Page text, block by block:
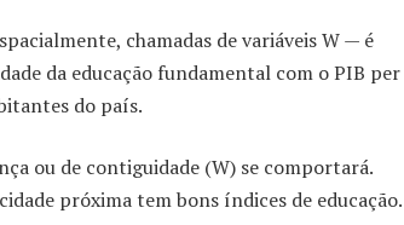
chamadas de variáveis W — é
da educação fundamental com o PIB per
do país.
ou de contiguidade (W) se comportará.
próxima tem bons índices de educação.